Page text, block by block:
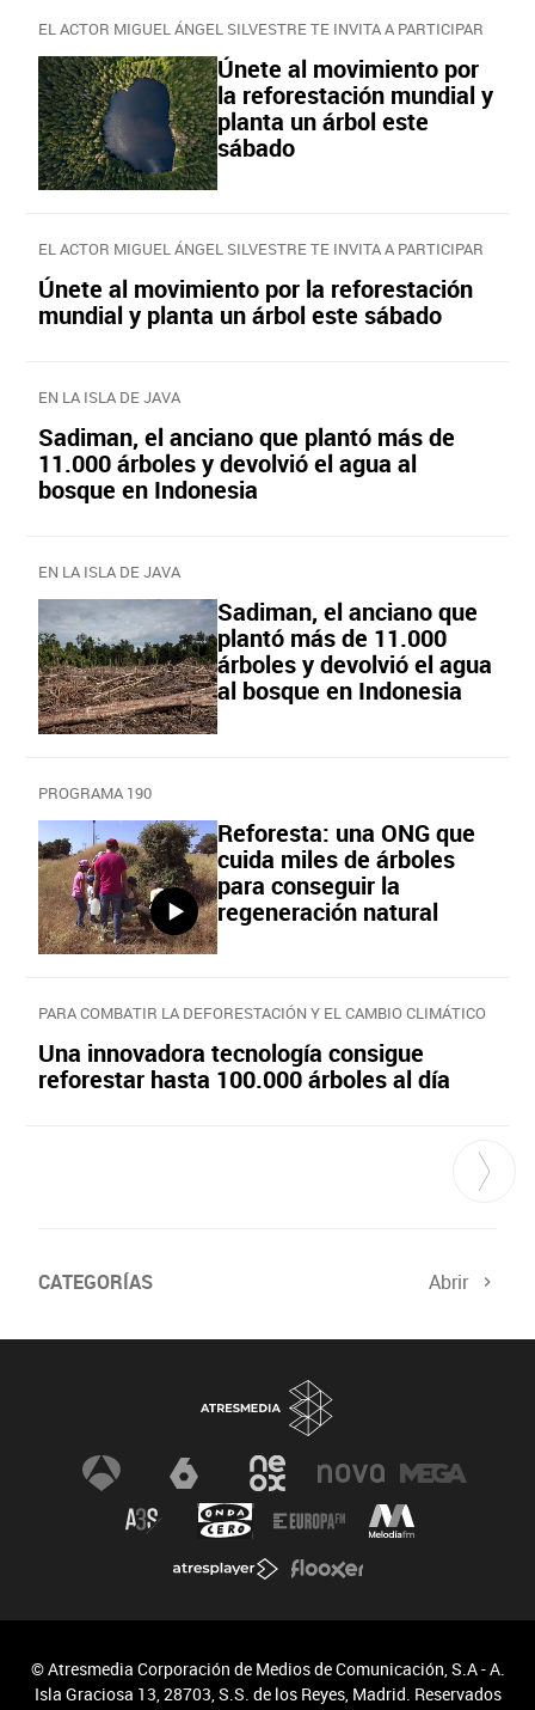
EL ACTOR MIGUEL ÁNGEL SILVESTRE TE INVITA A PARTICIPAR
Únete al movimiento por
la reforestación mundial y
planta un árbol este
sábado
EL ACTOR MIGUEL ÁNGEL SILVESTRE TE INVITA A PARTICIPAR
Únete al movimiento por la reforestación
mundial y planta un árbol este sábado
EN LA ISLA DE JAVA
Sadiman, el anciano que plantó más de
11.000 árboles y devolvió el agua al
bosque en Indonesia
EN LA ISLA DE JAVA
Sadiman, el anciano que
plantó más de 11.000
árboles y devolvió el agua
al bosque en Indonesia
PROGRAMA 190
Reforesta: una ONG que
cuida miles de árboles
para conseguir la
regeneración natural
PARA COMBATIR LA DEFORESTACIÓN Y EL CAMBIO CLIMÁTICO
Una innovadora tecnología consigue
reforestar hasta 100.000 árboles al día
CATEGORÍAS Abrir
© Atresmedia Corporación de Medios de Comunicación, S.A - A.
Isla Graciosa 13, 28703, S.S. de los Reyes, Madrid. Reservados